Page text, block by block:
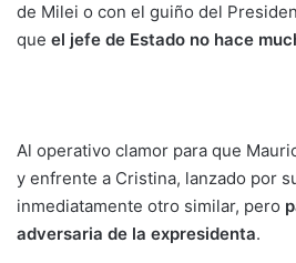
de Milei o con el guiño del
que el jefe de Estado no hace
Al operativo clamor para que
y enfrente a Cristina, lanzado por
inmediatamente otro similar, pero
adversaria de la expresidenta.